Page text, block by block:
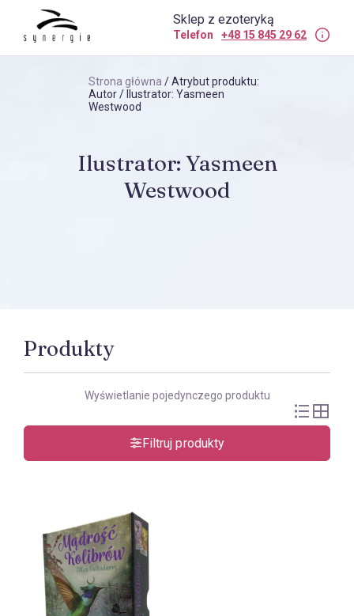
Sklep z ezoteryką
Telefon +48 15 845 29 62
Strona główna / Atrybut produktu:
Autor / Ilustrator: Yasmeen
Westwood
Ilustrator: Yasmeen
Westwood
Produkty
Wyświetlanie pojedynczego produktu
Filtruj produkty